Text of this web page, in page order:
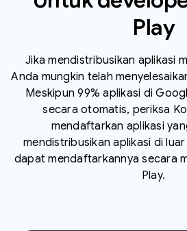
Play
Jika mendistribusikan aplikasi
Anda mungkin telah
Meskipun 99% aplikasi di
secara otomatis, periksa
mendaftarkan aplikasi
mendistribusikan aplikasi di
dapat mendaftarkannya secara
Play.